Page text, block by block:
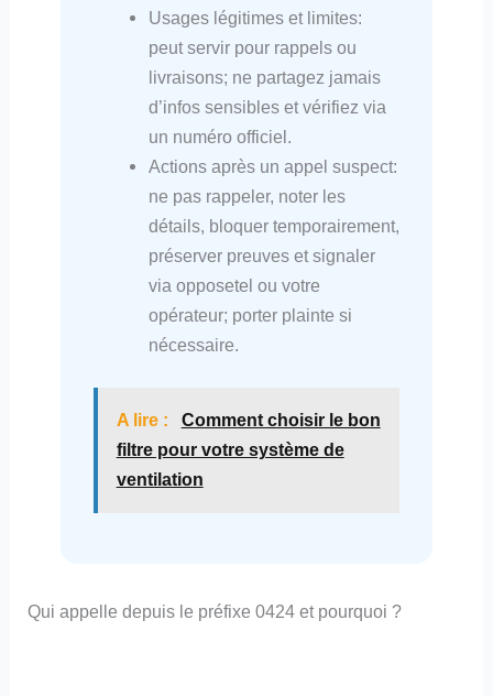
Usages légitimes et limites:
peut servir pour rappels ou
livraisons; ne partagez jamais
d’infos sensibles et vérifiez via
un numéro officiel.
Actions après un appel suspect:
ne pas rappeler, noter les
détails, bloquer temporairement,
préserver preuves et signaler
via opposetel ou votre
opérateur; porter plainte si
nécessaire.
A lire :
Comment choisir le bon
filtre pour votre système de
ventilation
Qui appelle depuis le préfixe 0424 et pourquoi ?